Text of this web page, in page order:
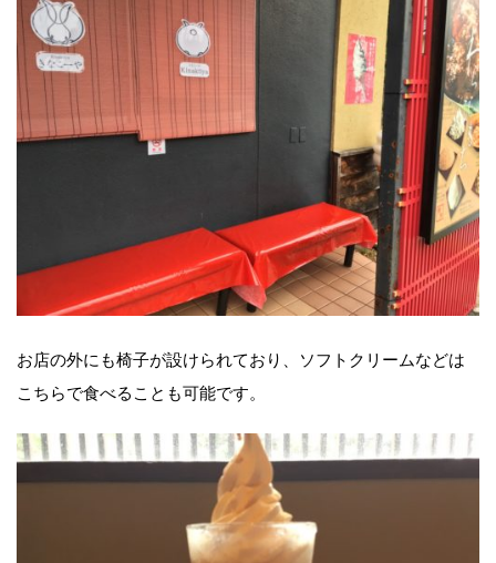
お店の外にも椅子が設けられており、ソフトクリームなどは
こちらで食べることも可能です。